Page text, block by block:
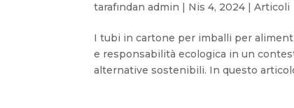
tarafındanadmin | Nis 4, 2024 |Articoli
I tubi in cartone per imballi per
e responsabilità ecologica in un
alternative sostenibili. In questo